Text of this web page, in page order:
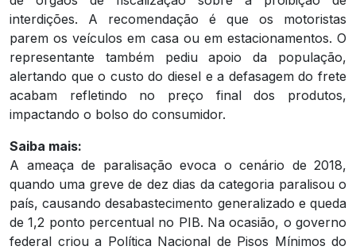
interdições. A recomendação é que os motoristas
parem os veículos em casa ou em estacionamentos. O
representante também pediu apoio da população,
alertando que o custo do diesel e a defasagem do frete
acabam refletindo no preço final dos produtos,
impactando o bolso do consumidor.
Saiba mais:
A ameaça de paralisação evoca o cenário de 2018,
quando uma greve de dez dias da categoria paralisou o
país, causando desabastecimento generalizado e queda
de 1,2 ponto percentual no PIB. Na ocasião, o governo
federal criou a Política Nacional de Pisos Mínimos do